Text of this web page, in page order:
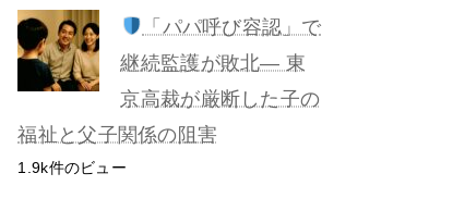
「パパ呼び容認」で
継続監護が敗北— 東
京高裁が厳断した子の
福祉と父子関係の阻害
1.9k件のビュー